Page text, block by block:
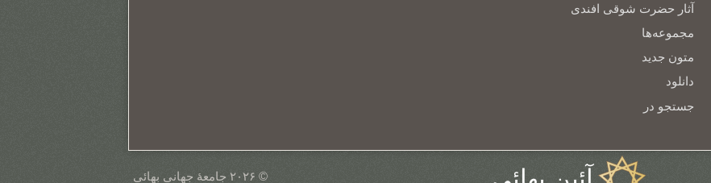
آثار حضرت شوقی افندی
مجموعه‌ها
متون جدید
دانلود
جستجو در
© ۲۰۲۶ جامعۀ جهانی بهائی